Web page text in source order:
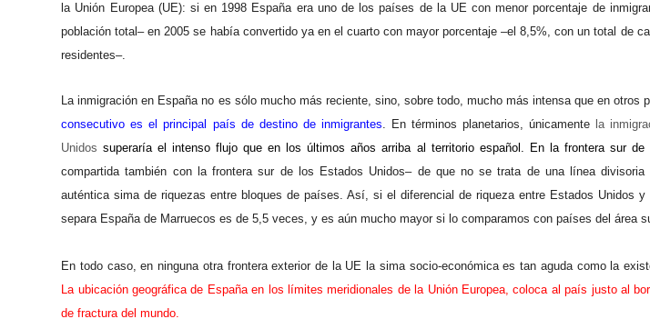
la Unión Europea (UE): si en 1998 España era uno de los países de la UE con menor porcentaje de
población total– en 2005 se había convertido ya en el cuarto con mayor porcentaje –el 8,5%, con un total de
residentes–.
La inmigración en España no es sólo mucho más reciente, sino, sobre todo, mucho más intensa que en otros
consecutivo es el principal país de destino de inmigrantes. En términos planetarios, únicamente la
Unidos superaría el intenso flujo que en los últimos años arriba al territorio español. En la frontera sur de
compartida también con la frontera sur de los Estados Unidos– de que no se trata de una línea
auténtica sima de riquezas entre bloques de países. Así, si el diferencial de riqueza entre Estados Unidos
separa España de Marruecos es de 5,5 veces, y es aún mucho mayor si lo comparamos con países del área
En todo caso, en ninguna otra frontera exterior de la UE la sima socio-económica es tan aguda como la
La ubicación geográfica de España en los límites meridionales de la Unión Europea, coloca al país justo al
de fractura del mundo.